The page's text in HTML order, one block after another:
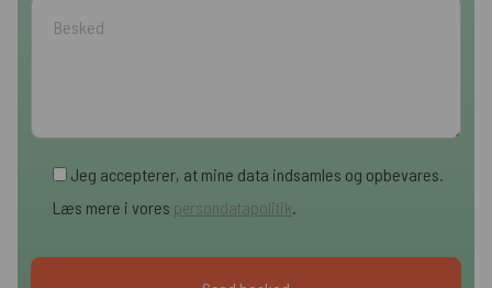
Jeg accepterer, at mine data indsamles og opbevares.
Læs mere i vores persondatapolitik.